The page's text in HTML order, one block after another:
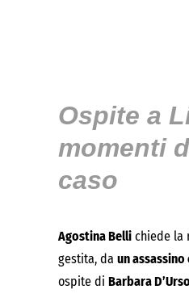
Ospite a
momenti
caso
Agostina Belli chiede la
gestita, da un
ospite di Barbara